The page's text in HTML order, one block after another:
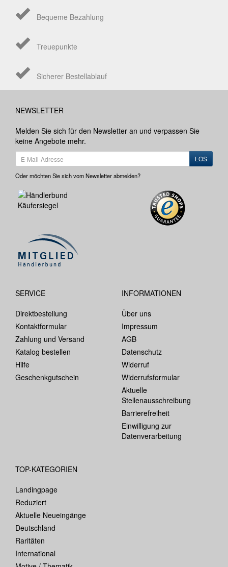
Bequeme Bezahlung
Treuepunkte
Sicherer Bestellablauf
NEWSLETTER
Melden Sie sich für den Newsletter an und verpassen Sie
keine Angebote mehr.
LOS
Oder möchten Sie sich vom Newsletter abmelden?
SERVICE
Direktbestellung
Kontaktformular
Zahlung und Versand
Katalog bestellen
Hilfe
Geschenkgutschein
INFORMATIONEN
Über uns
Impressum
AGB
Datenschutz
Widerruf
Widerrufsformular
Aktuelle
Stellenausschreibung
Barrierefreiheit
Einwilligung zur
Datenverarbeitung
TOP-KATEGORIEN
Landingpage
Reduziert
Aktuelle Neueingänge
Deutschland
Raritäten
International